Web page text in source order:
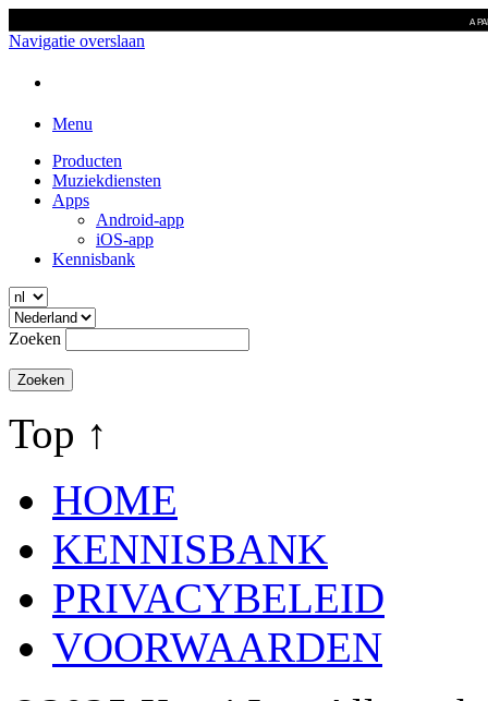
A
Navigatie overslaan
Menu
Producten
Muziekdiensten
Apps
Android-app
iOS-app
Kennisbank
Zoeken
Top ↑
HOME
KENNISBANK
PRIVACYBELEID
VOORWAARDEN